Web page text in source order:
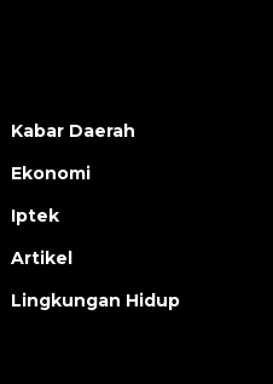
Kabar Daerah
Ekonomi
Iptek
Artikel
Lingkungan Hidup